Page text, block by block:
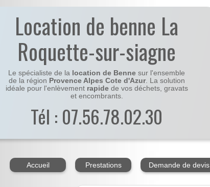
Location de benne La
Roquette-sur-siagne
Le spécialiste de la location de Benne sur l'ensemble
de la région Provence Alpes Cote d'Azur. La solution
idéale pour l'enlèvement rapidede vos déchets, gravats
et encombrants.
Tél : 07.56.78.02.30
Accueil Prestations Demande de devis